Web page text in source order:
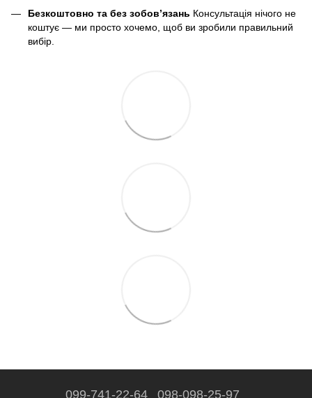
Безкоштовно та без зобов’язань Консультація нічого не
коштує — ми просто хочемо, щоб ви зробили правильний
вибір.
099-741-22-64 098-098-25-97